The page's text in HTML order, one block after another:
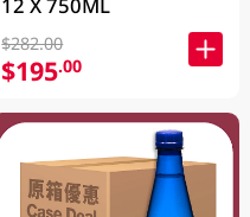
12 X 750ML
$282.00
$195.00